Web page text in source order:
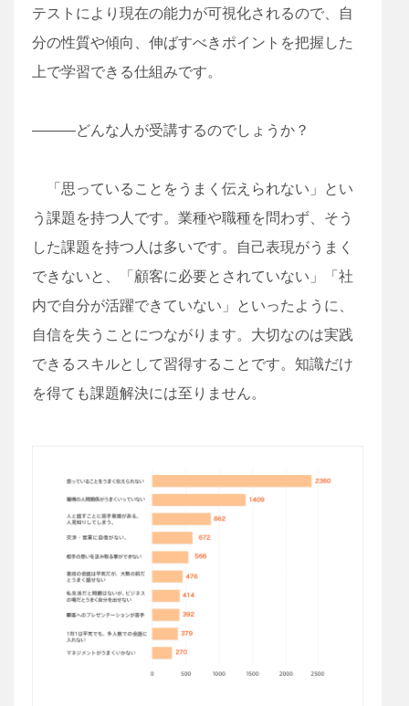
テストにより現在の能力が可視化されるので、自
分の性質や傾向、伸ばすべきポイントを把握した
上で学習できる仕組みです。
―――どんな人が受講するのでしょうか？
「思っていることをうまく伝えられない」とい
う課題を持つ人です。業種や職種を問わず、そう
した課題を持つ人は多いです。自己表現がうまく
できないと、「顧客に必要とされていない」「社
内で自分が活躍できていない」といったように、
自信を失うことにつながります。大切なのは実践
できるスキルとして習得することです。知識だけ
を得ても課題解決には至りません。